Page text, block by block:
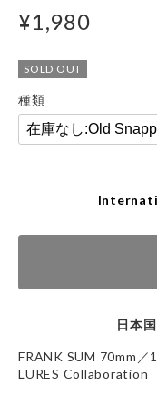
¥1,980
SOLD OUT
種類
日本
FRANK SUM 70mm／
LURES Collaboration